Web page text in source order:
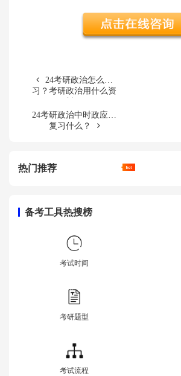
24考研政治怎么复
习？考研政治用什么资
24考研政治中时政应该
复习什么？
热门推荐
备考工具热搜榜
考试时间
考研题型
考试流程